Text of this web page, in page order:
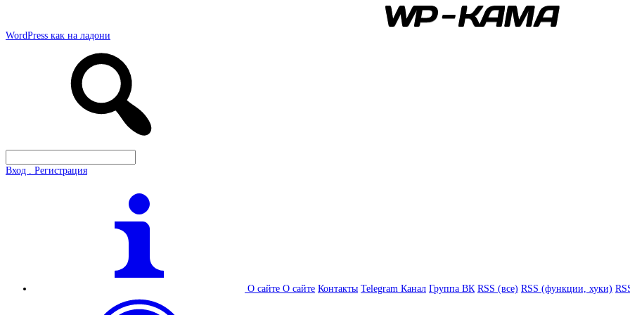
WordPress как на ладони
Вход . Регистрация
О сайте О сайте Контакты Telegram Канал Группа ВК RSS (все) RSS (функции, хуки)